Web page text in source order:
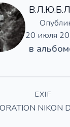
20 июля
в
EXIF
NIKON